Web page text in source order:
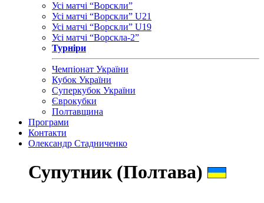
Усі матчі “Ворскли”
Усі матчі “Ворскли” U21
Усі матчі “Ворскли” U19
Усі матчі “Ворскла-2”
Турніри
Чемпіонат України
Кубок України
Суперкубок України
Єврокубки
Полтавщина
Програми
Контакти
Олександр Стадниченко
Супутник (Полтава)